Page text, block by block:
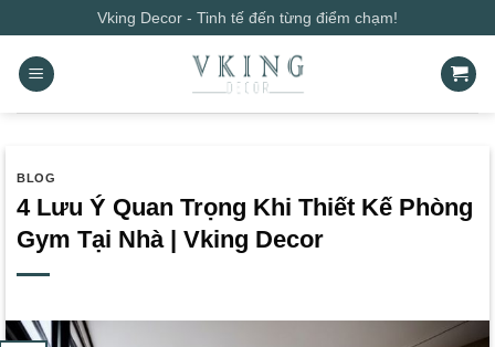
qua
nội
dung
Vking Decor - Tinh tế đến từng điểm chạm!
BLOG
4 Lưu Ý Quan Trọng Khi Thiết Kế Phòng
Gym Tại Nhà | Vking Decor